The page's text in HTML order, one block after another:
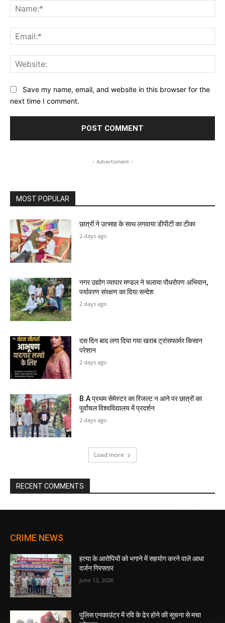
Save my name, email, and website in this browser for the
next time I comment.
- Advertisment -
MOST POPULAR
छात्रों ने उत्साह के साथ लगवाया डीपीटी का टीका
2 days ago
नगर उद्योग व्यापार मण्डल ने चलाया पौधरोपण अभियान,
पर्यावरण संरक्षण का दिया सन्देश
2 days ago
दस दिन बाद लगा दिया गया खराब ट्रांसफार्मर किसान
परेशान
2 days ago
B.A प्रथम सेमेस्टर का रिजल्ट न आने पर छात्रों का
पूर्वांचल विश्वविद्यालय में प्रदर्शन
2 days ago
Load more
RECENT COMMENTS
CRIME NEWS
हत्या के आरोपियों को भगाने में सहयोग करने वाले आधा
दर्जन गिरफ्तार
June 13, 2026
पुलिस एनकाउंटर में रवि के ढेर होने की सूचना से मचा